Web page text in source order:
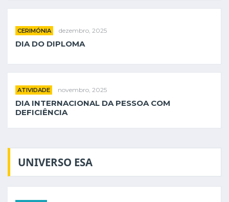
CERIMÓNIA dezembro, 2025
DIA DO DIPLOMA
ATIVIDADE novembro, 2025
DIA INTERNACIONAL DA PESSOA COM
DEFICIÊNCIA
UNIVERSO ESA